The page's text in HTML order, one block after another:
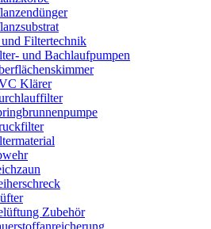
Filtertechnik
und Bachlaufpumpen
Klärer
Zubehör